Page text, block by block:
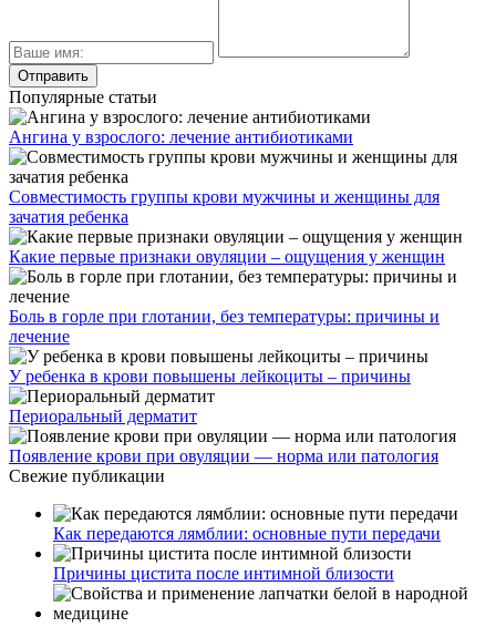
Популярные статьи
Ангина у взрослого: лечение антибиотиками
Совместимость группы крови мужчины и женщины для
зачатия ребенка
Какие первые признаки овуляции – ощущения у женщин
Боль в горле при глотании, без температуры: причины и
лечение
У ребенка в крови повышены лейкоциты – причины
Периоральный дерматит
Появление крови при овуляции — норма или патология
Свежие публикации
Как передаются лямблии: основные пути передачи
Причины цистита после интимной близости